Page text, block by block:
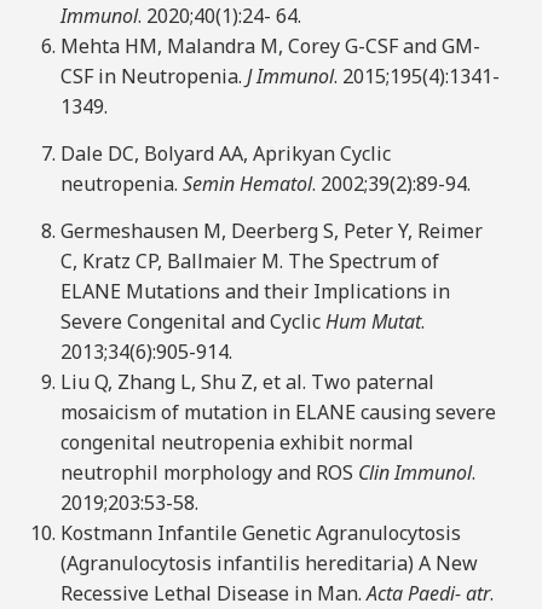
Immunol. 2020;40(1):24- 64.
Mehta HM, Malandra M, Corey G-CSF and GM-
CSF in Neutropenia. J Immunol. 2015;195(4):1341-
1349.
Dale DC, Bolyard AA, Aprikyan Cyclic
neutropenia. Semin Hematol. 2002;39(2):89-94.
Germeshausen M, Deerberg S, Peter Y, Reimer
C, Kratz CP, Ballmaier M. The Spectrum of
ELANE Mutations and their Implications in
Severe Congenital and CyclicHum Mutat.
2013;34(6):905-914.
Liu Q, Zhang L, Shu Z, et al. Two paternal
mosaicism of mutation in ELANE causing severe
congenital neutropenia exhibit normal
neutrophil morphology and ROS Clin Immunol.
2019;203:53-58.
Kostmann Infantile Genetic Agranulocytosis
(Agranulocytosis infantilis hereditaria) A New
Recessive Lethal Disease in Man.Acta Paedi-atr.